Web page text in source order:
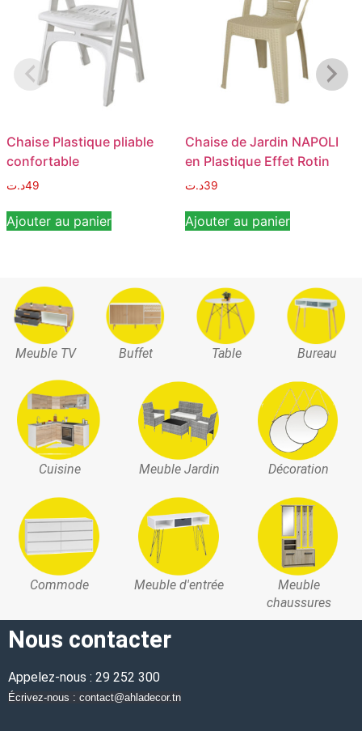
Chaise Plastique pliable
confortable
49د.ت
Ajouter au panier
Chaise de Jardin NAPOLI
en Plastique Effet Rotin
39د.ت
Ajouter au panier
Meuble TV Buffet Table Bureau
Cuisine Meuble Jardin Décoration
Commode Meuble d'entrée
Meuble
chaussures
Nous contacter
Appelez-nous : 29 252 300
Écrivez-nous : contact@ahladecor.tn